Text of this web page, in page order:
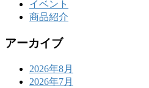
イベント
商品紹介
アーカイブ
2026年8月
2026年7月